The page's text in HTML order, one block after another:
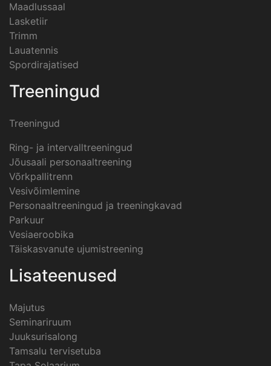
Maadlussaal
Lasketiir
Trimm
Lauatennis
Spordirajatised
Treeningud
Treeningud
Ring- ja intervalltreeningud
Jõusaali personaaltreening
Võrkpallitrenn
Vesivõimlemine
Personaaltreeningud ja treeningkavad
Parkuur
Vesiaeroobika
Täiskasvanute ujumistreening
Lisateenused
Majutus
Seminariruum
Juuksurisalong
Tamsalu tervisetuba